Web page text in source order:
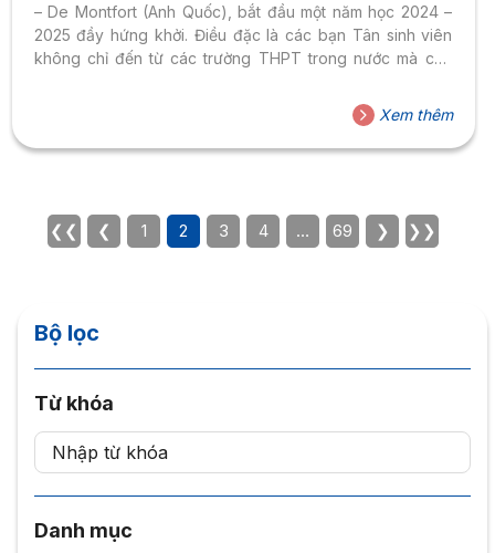
– De Montfort (Anh Quốc), bắt đầu một năm học 2024 –
2025 đầy hứng khởi. Điều đặc là các bạn Tân sinh viên
không chỉ đến từ các trường THPT trong nước mà còn
trên thế giới trong suốt quá trình học tập tại Hoa Sen. Đại
diện De Montfort University, Ông Ian Thomas – Phó
Trưởng khoa, Khoa Kinh doanh và Luật...
Xem thêm
❮❮ ❮ 1 2 3 4 … 69 ❯ ❯❯
Bộ lọc
Từ khóa
Danh mục